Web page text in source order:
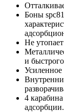
Боны
Не
и
4
адсорбции.